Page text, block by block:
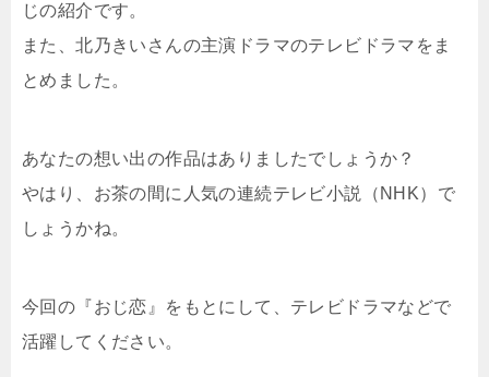
じの紹介です。
また、北乃きいさんの主演ドラマのテレビドラマをま
とめました。
あなたの想い出の作品はありましたでしょうか？
やはり、お茶の間に人気の連続テレビ小説（NHK）で
しょうかね。
今回の『おじ恋』をもとにして、テレビドラマなどで
活躍してください。